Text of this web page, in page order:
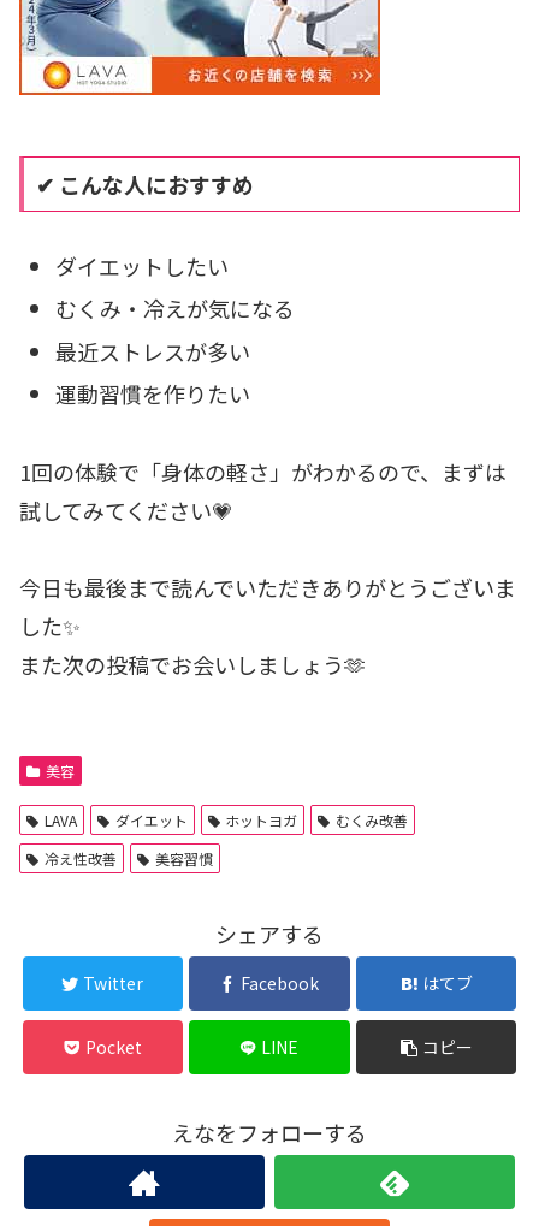
✔ こんな人におすすめ
ダイエットしたい
むくみ・冷えが気になる
最近ストレスが多い
運動習慣を作りたい
1回の体験で「身体の軽さ」がわかるので、まずは
試してみてください💗
今日も最後まで読んでいただきありがとうございま
した✨
また次の投稿でお会いしましょう🫶
美容
LAVA ダイエット ホットヨガ
むくみ改善
冷え性改善
美容習慣
シェアする
Twitter Facebook はてブ
Pocket LINE コピー
えなをフォローする